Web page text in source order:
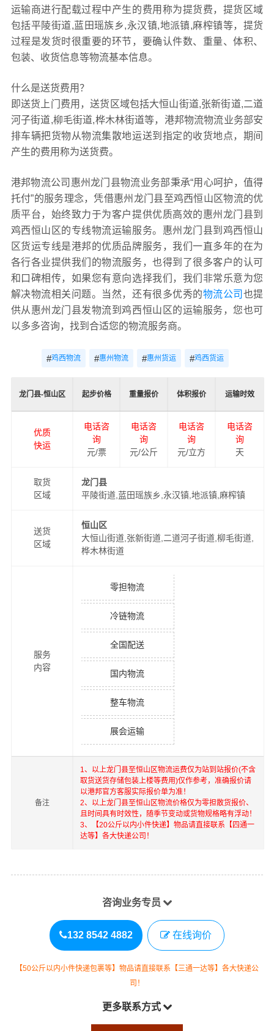
运输商进行配载过程中产生的费用称为提货费，提货区域
包括平陵街道,蓝田瑶族乡,永汉镇,地派镇,麻榨镇等，提货
过程是发货时很重要的环节，要确认件数、重量、体积、
包装、收货信息等物流基本信息。
什么是送货费用？
即送货上门费用，送货区域包括大恒山街道,张新街道,二道
河子街道,柳毛街道,桦木林街道等，港邦物流物流业务部安
排车辆把货物从物流集散地运送到指定的收货地点，期间
产生的费用称为送货费。
港邦物流公司惠州龙门县物流业务部秉承“用心呵护，值得
托付”的服务理念，凭借惠州龙门县至鸡西恒山区物流的优
质平台，始终致力于为客户提供优质高效的惠州龙门县到
鸡西恒山区的专线物流运输服务。惠州龙门县到鸡西恒山
区货运专线是港邦的优质品牌服务，我们一直多年的在为
各行各业提供我们的物流服务，也得到了很多客户的认可
和口碑相传，如果您有意向选择我们，我们非常乐意为您
解决物流相关问题。当然，还有很多优秀的物流公司 也提
供从惠州龙门县发物流到鸡西恒山区的运输服务，您也可
以多多咨询，找到合适您的物流服务商。
#鸡西物流 #惠州物流 #惠州货运 #鸡西货运
龙门县-恒山区 起步价格 重量报价 体积报价 运输时效
优质
快运
电话咨
询
元/票
电话咨
询
元/公斤
电话咨
询
元/立方
电话咨
询
天
取货
区域
龙门县
平陵街道,蓝田瑶族乡,永汉镇,地派镇,麻榨镇
送货
区域
恒山区
大恒山街道,张新街道,二道河子街道,柳毛街道,
桦木林街道
服务
内容
零担物流
冷链物流
全国配送
国内物流
整车物流
展会运输
备注
1、以上龙门县至恒山区物流运费仅为站到站报价(不含
取货送货存储包装上楼等费用)仅作参考，准确报价请
以港邦官方客服实际报价单为准！
2、以上龙门县至恒山区物流价格仅为零担散货报价、
且时间具有时效性，随季节变动或货物规格略有浮动！
3、【20公斤以内小件快递】物品请直接联系【四通一
达等】各大快递公司！
咨询业务专员
132 8542 4882 在线询价
【50公斤以内小件快递包裹等】物品请直接联系【三通一达等】各大快递公
司！
更多联系方式